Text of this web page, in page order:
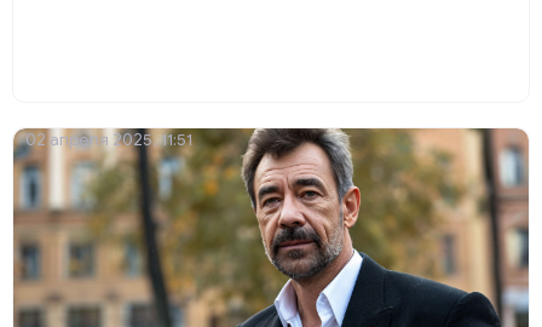
02 апреля 2025, 11:51